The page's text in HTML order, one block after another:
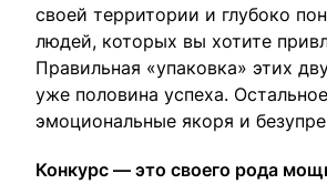
своей территории и глубоко
людей, которых вы хотите
Правильная «упаковка» этих
уже половина успеха.
эмоциональные якоря и
Конкурс — это своего рода